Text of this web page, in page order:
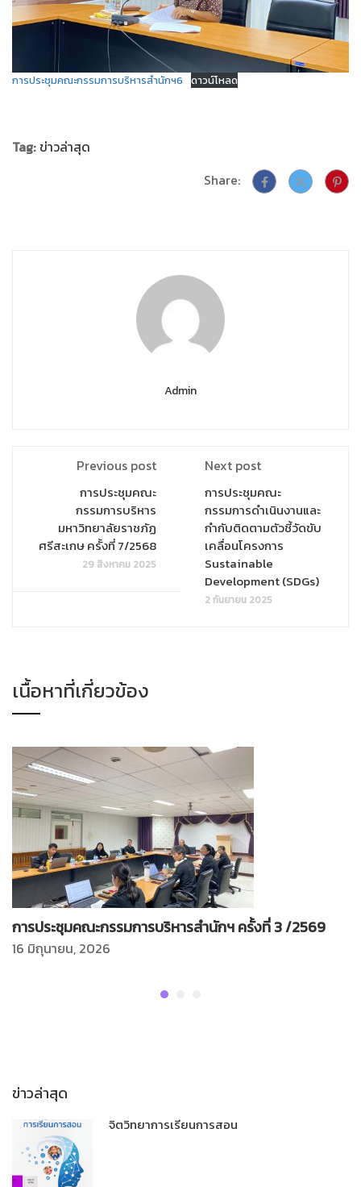
การประชุมคณะกรรมการบริหารสำนักฯ6 ดาวน์โหลด
Tag: ข่าวล่าสุด
Share:
Admin
Previous post
การประชุมคณะ
กรรมการบริหาร
มหาวิทยาลัยราชภัฏ
ศรีสะเกษ ครั้งที่ 7/2568
29 สิงหาคม 2025
Next post
การประชุมคณะ
กรรมการดำเนินงานและ
กำกับติดตามตัวชี้วัดขับ
เคลื่อนโครงการ
Sustainable
Development (SDGs)
2 กันยายน 2025
เนื้อหาที่เกี่ยวข้อง
การประชุมคณะกรรมการบริหารสำนักฯ ครั้งที่ 3 /2569
16 มิถุนายน, 2026
ข่าวล่าสุด
จิตวิทยาการเรียนการสอน